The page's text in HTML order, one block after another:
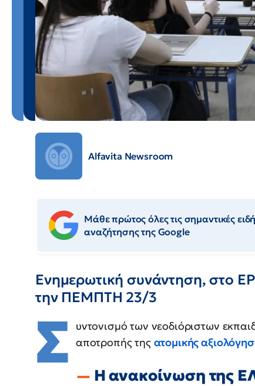
Alfavita Newsroom
Μάθε πρώτος όλες τις σημαντικές
αναζήτησης της Google
Ενημερωτική συνάντηση, στο
την ΠΕΜΠΤΗ 23/3
Σ
υντονισμό των νεοδιόριστων
αποτροπής της ατομικής
Η ανακοίνωση της